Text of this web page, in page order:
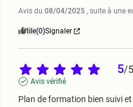
Avis du 08/04/2025 , suite à une
Utile(0)Signaler
5/5
Avis vérifié
Plan de formation bien suivi